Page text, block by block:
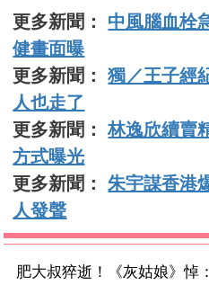
更多新聞： 中風腦血栓
健畫面曝
更多新聞：獨／王子經
人也走了
更多新聞：林逸欣續賣
方式曝光
更多新聞：朱宇謀香港
人發聲
肥大叔猝逝！《灰姑娘》悼